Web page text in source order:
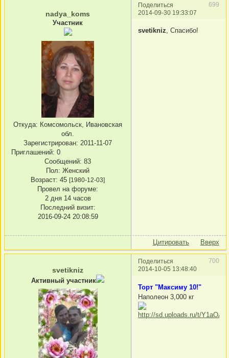
Поделиться
699
2014-09-30 19:33:07
nadya_koms
Участник
Откуда: Комсомольск, Ивановская
обл.
Зарегистрирован: 2011-11-07
Приглашений: 0
Сообщений: 83
Пол: Женский
Возраст: 45 [1980-12-03]
Провел на форуме:
2 дня 14 часов
Последний визит:
2016-09-24 20:08:59
svetikniz, Спасибо!
Цитировать Вверх
Поделиться
700
2014-10-05 13:48:40
svetikniz
Активный участник
Торт "Максиму 10!"
Наполеон 3,000 кг